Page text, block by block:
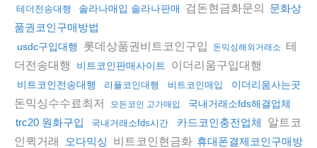
테더전송대행 솔라나매입 솔라나판매 검돈현금화문의 문화상
품권코인구매방법
usdc구입대행 롯데상품권비트코인구입 돈믹싱해외거래소 테
더전송대행
비트코인판매사이트 이더리움구입대행
비트코인전송대행 리플코인대행 비트코인매입 이더리움사는곳
돈믹싱수수료최저 모든코인 고가매입 국내거래소fds해결업체
trc20 원화구입 국내거래소fds시간 카드코인충전업체
알트코
인퀵거래
오다믹싱 비트코인현금화 휴대폰결제코인구매방